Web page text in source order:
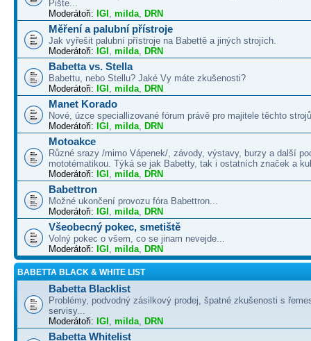
Pište...
Moderátoři: IGI , milda, DRN
Měření a palubní přístroje
Jak vyřešit palubní přístroje na Babettě a jiných strojích.
Moderátoři: IGI , milda, DRN
Babetta vs. Stella
Babettu, nebo Stellu? Jaké Vy máte zkušenosti?
Moderátoři: IGI , milda, DRN
Manet Korado
Nové, úzce speciallizované fórum právě pro majitele těchto
Moderátoři: IGI , milda, DRN
Motoakce
Různé srazy /mimo Vápenek/, závody, výstavy, burzy a další
mototématikou. Týká se jak Babetty, tak i ostatních značek a
Moderátoři: IGI , milda, DRN
Babettron
Možné ukončení provozu fóra Babettron...
Moderátoři: IGI , milda, DRN
Všeobecný pokec, smetiště
Volný pokec o všem, co se jinam nevejde...
Moderátoři: IGI , milda, DRN
BABETTA BLACK & WHITE LIST
Babetta Blacklist
Problémy, podvodný zásilkový prodej, špatné zkušenosti s
servisy...
Moderátoři: IGI , milda, DRN
Babetta Whitelist